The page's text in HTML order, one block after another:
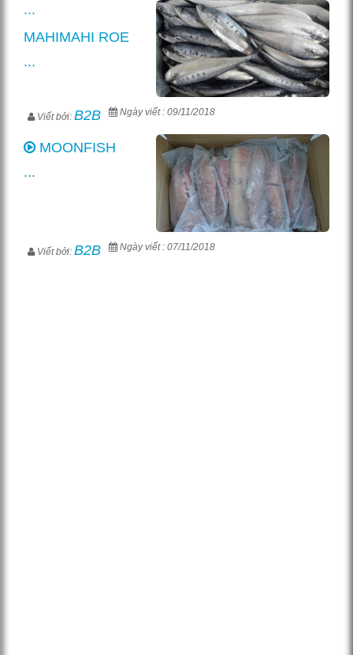
...
Viết bởi: B2B Ngày viết : 09/11/2018
MAHIMAHI ROE
...
Viết bởi: B2B Ngày viết : 07/11/2018
MOONFISH
...